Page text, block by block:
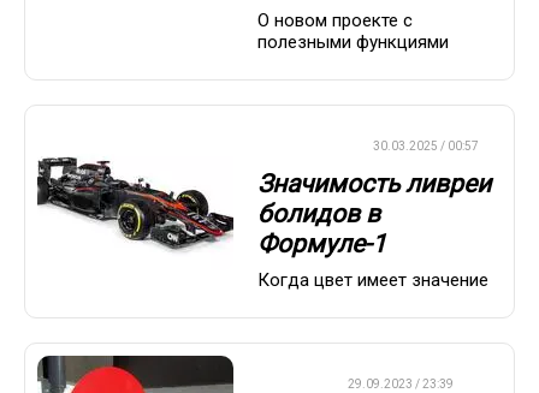
О новом проекте с
полезными функциями
30.03.2025 / 00:57
Значимость ливреи
болидов в
Формуле-1
Когда цвет имеет значение
29.09.2023 / 23:39